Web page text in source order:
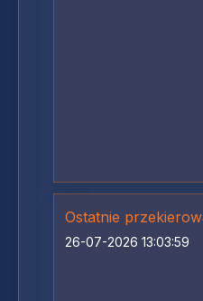
Ostatnie
26-07-2026 13:03:59